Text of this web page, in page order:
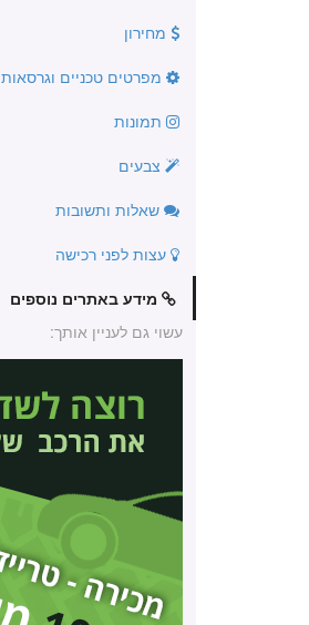
מחירון
מפרטים טכניים וגרסאות
תמונות
צבעים
שאלות ותשובות
עצות לפני רכישה
מידע באתרים נוספים
עשוי גם לעניין אותך: